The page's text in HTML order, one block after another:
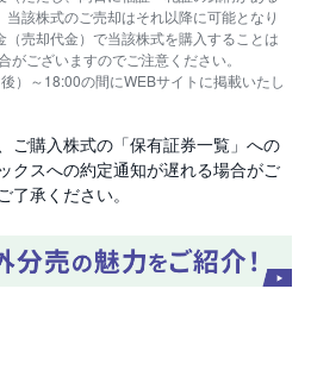
該株式のご売却はそれ以降に可能となり
（売却代金）で当該株式を購入することは
がございますのでご注意ください。
）～18:00の間にWEBサイトに掲載いたし
ご購入株式の「保有証券一覧」への
クスへの約定通知が遅れる場合がご
了承ください。